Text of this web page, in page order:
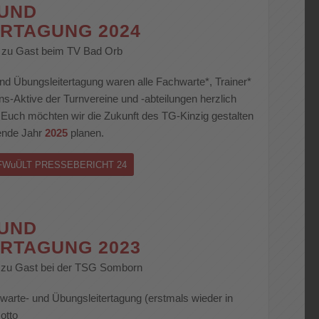
2024
Gast beim TV Bad Orb
Übungsleitertagung waren alle Fachwarte*, Trainer*
Aktive der Turnvereine und -abteilungen herzlich
möchten wir die Zukunft des TG-Kinzig gestalten
Jahr 2025 planen.
PRESSEBERICHT 24
2023
Gast bei der TSG Somborn
und Übungsleitertagung (erstmals wieder in